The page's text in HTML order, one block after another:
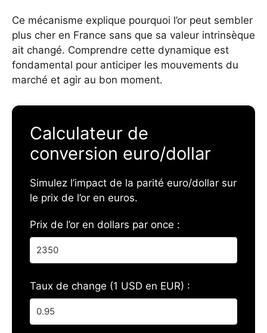
Ce mécanisme explique pourquoi l’or peut sembler
plus cher en France sans que sa valeur intrinsèque
ait changé. Comprendre cette dynamique est
fondamental pour anticiper les mouvements du
marché et agir au bon moment.
Calculateur de
conversion euro/dollar
Simulez l’impact de la parité euro/dollar sur
le prix de l’or en euros.
Prix de l’or en dollars par once :
Taux de change (1 USD en EUR) :